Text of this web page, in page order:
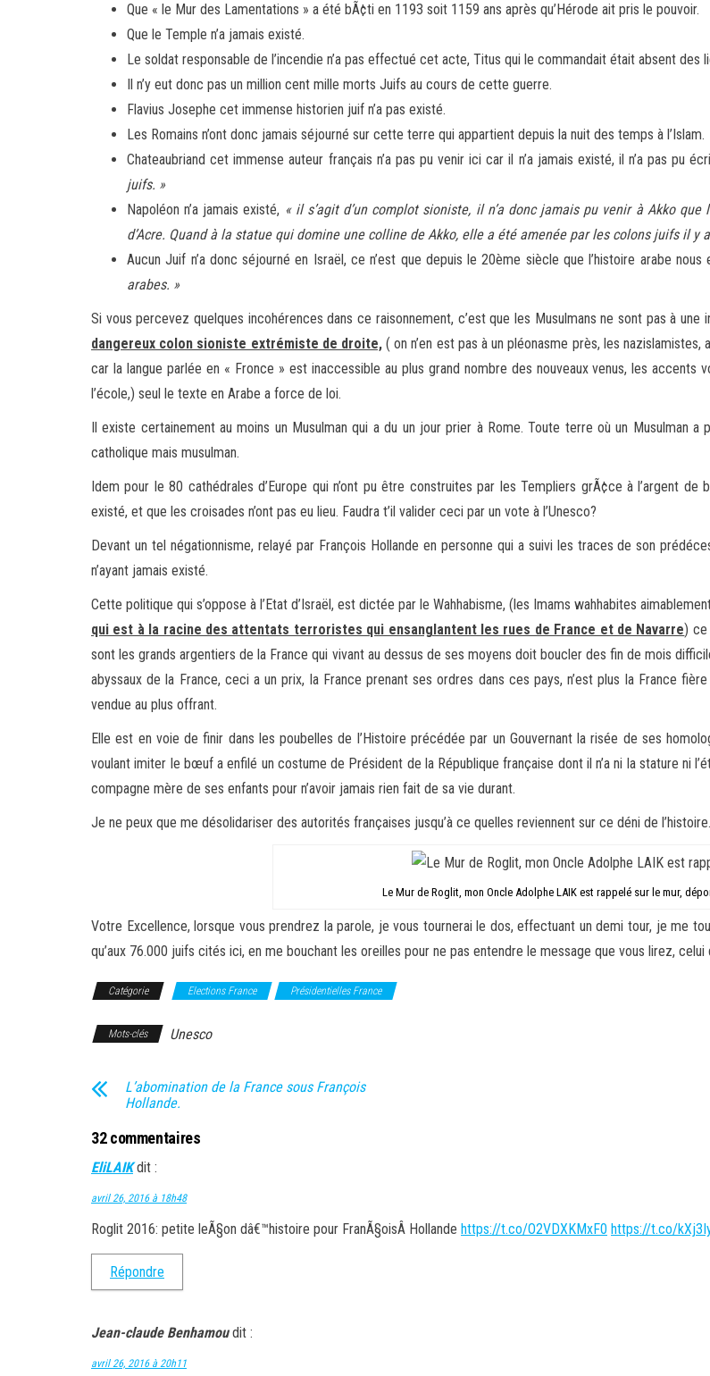
Que « le Mur des Lamentations » a été bÃ¢ti en 1193 soit 1159 ans après qu’Hérode ait pris le pouvoir.
Que le Temple n’a jamais existé.
Le soldat responsable de l’incendie n’a pas effectué cet acte, Titus qui le commandait était absent des
Il n’y eut donc pas un million cent mille morts Juifs au cours de cette guerre.
Flavius Josephe cet immense historien juif n’a pas existé.
Les Romains n’ont donc jamais séjourné sur cette terre qui appartient depuis la nuit des temps à l’Islam.
Chateaubriand cet immense auteur français n’a pas pu venir ici car il n’a jamais existé, il n’a pas pu
juifs. »
Napoléon n’a jamais existé, « il s’agit d’un complot sioniste, il n’a donc jamais pu venir à Akko
d’Acre. Quand à la statue qui domine une colline de Akko, elle a été amenée par les colons juifs il y
Aucun Juif n’a donc séjourné en Israël, ce n’est que depuis le 20ème siècle que l’histoire arabe nous
arabes. »
Si vous percevez quelques incohérences dans ce raisonnement, c’est que les Musulmans ne sont pas à
dangereux colon sioniste extrémiste de droite,( on n’en est pas à un pléonasme près, les
car la langue parlée en « Fronce » est inaccessible au plus grand nombre des nouveaux venus, les accents
l’école,) seul le texte en Arabe a force de loi.
Il existe certainement au moins un Musulman qui a du un jour prier à Rome. Toute terre où un Musulman
catholique mais musulman.
Idem pour le 80 cathédrales d’Europe qui n’ont pu être construites par les Templiers grÃ¢ce à l’argent de
existé, et que les croisades n’ont pas eu lieu. Faudra t’il valider ceci par un vote à l’Unesco?
Devant un tel négationnisme, relayé par François Hollande en personne qui a suivi les traces de son
n’ayant jamais existé.
Cette politique qui s’oppose à l’Etat d’Israël, est dictée par le Wahhabisme, (les Imams wahhabites
qui est à la racine des attentats terroristes qui ensanglantent les rues de France et de Navarre) ce
sont les grands argentiers de la France qui vivant au dessus de ses moyens doit boucler des fin de mois
abyssaux de la France, ceci a un prix, la France prenant ses ordres dans ces pays, n’est plus la France
vendue au plus offrant.
Elle est en voie de finir dans les poubelles de l’Histoire précédée par un Gouvernant la risée de ses
voulant imiter le bœuf a enfilé un costume de Président de la République française dont il n’a ni la stature ni
compagne mère de ses enfants pour n’avoir jamais rien fait de sa vie durant.
Je ne peux que me désolidariser des autorités françaises jusqu’à ce quelles reviennent sur ce déni de l’histoire.
Le Mur de Roglit, mon Oncle Adolphe LAIK est rappelé sur le mur,
Votre Excellence, lorsque vous prendrez la parole, je vous tournerai le dos, effectuant un demi tour, je me
qu’aux 76.000 juifs cités ici, en me bouchant les oreilles pour ne pas entendre le message que vous lirez, celui
Catégorie Elections France Présidentielles France
Mots-clés Unesco
L’abomination de la France sous François
Hollande.
32 commentaires
EliLAIK dit :
avril 26, 2016 à 18h48
Roglit 2016: petite leÃ§on dâ€™histoire pour FranÃ§oisÂ Hollande https://t.co/O2VDXKMxF0 https://t.co/
Répondre
Jean-claude Benhamou dit :
avril 26, 2016 à 20h11